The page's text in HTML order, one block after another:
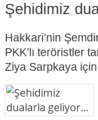
Şehidimiz
Hakkari’nin
PKK’lı teröristler
Ziya Sarpkaya